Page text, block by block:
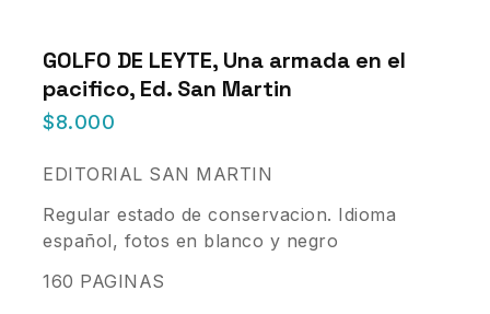
GOLFO DE LEYTE, Una armada en el
pacifico, Ed. San Martin
$8.000
EDITORIAL SAN MARTIN
Regular estado de conservacion. Idioma
español, fotos en blanco y negro
160 PAGINAS